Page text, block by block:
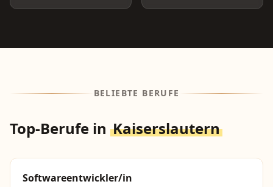
BELIEBTE BERUFE
Top-Berufe in Kaiserslautern
Softwareentwickler/in